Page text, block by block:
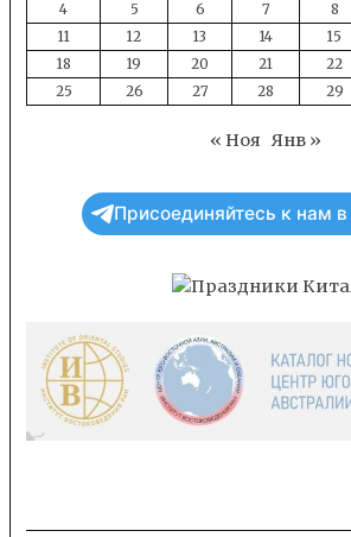
4
5 6 7 8
11
12 13 14 15
18
19 20 21 22
25
26 27 28 29
« Ноя Янв »
Присоединяйтесь к нам